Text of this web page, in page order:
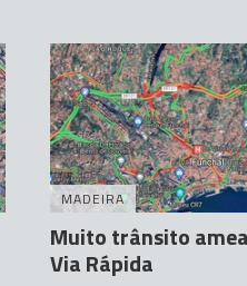
MADEIRA
Muito trânsito
Via Rápida